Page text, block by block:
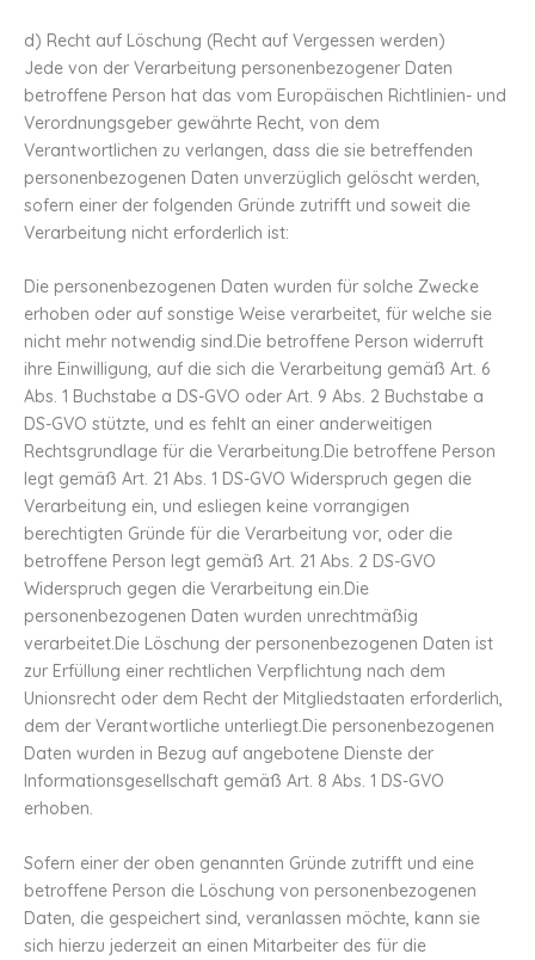
d) Recht auf Löschung (Recht auf Vergessen werden)
Jede von der Verarbeitung personenbezogener Daten
betroffene Person hat das vom Europäischen Richtlinien- und
Verordnungsgeber gewährte Recht, von dem
Verantwortlichen zu verlangen, dass die sie betreffenden
personenbezogenen Daten unverzüglich gelöscht werden,
sofern einer der folgenden Gründe zutrifft und soweit die
Verarbeitung nicht erforderlich ist:
Die personenbezogenen Daten wurden für solche Zwecke
erhoben oder auf sonstige Weise verarbeitet, für welche sie
nicht mehr notwendig sind.Die betroffene Person widerruft
ihre Einwilligung, auf die sich die Verarbeitung gemäß Art. 6
Abs. 1 Buchstabe a DS-GVO oder Art. 9 Abs. 2 Buchstabe a
DS-GVO stützte, und es fehlt an einer anderweitigen
Rechtsgrundlage für die Verarbeitung.Die betroffene Person
legt gemäß Art. 21 Abs. 1 DS-GVO Widerspruch gegen die
Verarbeitung ein, und esliegen keine vorrangigen
berechtigten Gründe für die Verarbeitung vor, oder die
betroffene Person legt gemäß Art. 21 Abs. 2 DS-GVO
Widerspruch gegen die Verarbeitung ein.Die
personenbezogenen Daten wurden unrechtmäßig
verarbeitet.Die Löschung der personenbezogenen Daten ist
zur Erfüllung einer rechtlichen Verpflichtung nach dem
Unionsrecht oder dem Recht der Mitgliedstaaten erforderlich,
dem der Verantwortliche unterliegt.Die personenbezogenen
Daten wurden in Bezug auf angebotene Dienste der
Informationsgesellschaft gemäß Art. 8 Abs. 1 DS-GVO
erhoben.
Sofern einer der oben genannten Gründe zutrifft und eine
betroffene Person die Löschung von personenbezogenen
Daten, die gespeichert sind, veranlassen möchte, kann sie
sich hierzu jederzeit an einen Mitarbeiter des für die